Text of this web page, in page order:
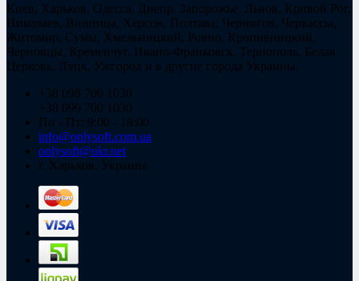
Киев, Харьков, Одесса, Днепр, Запорожье, Львов, Кривой Рог,
Николаев, Винница, Херсон, Полтава, Чернигов, Черкассы,
Житомир, Сумы, Хмельницкий, Ровно, Кропивницкий,
Черновцы, Кременчуг, Ивано-Франковск, Тернополь, Белая
Церковь, Луцк, Ужгород и в другие города Украины.
+38 098 700 1030
+38 099 700 1030
Пн - Пт: 9:00 - 18:00
info@onlysoft.com.ua
onlysoft@ukr.net
г. Харьков, Украина